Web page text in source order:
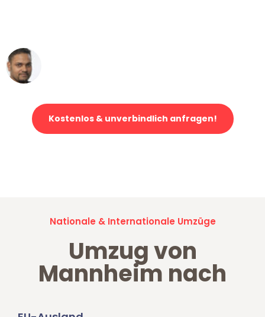
Kostenlos & unverbindlich anfragen!
Nationale & Internationale Umzüge
Umzug von
Mannheim nach